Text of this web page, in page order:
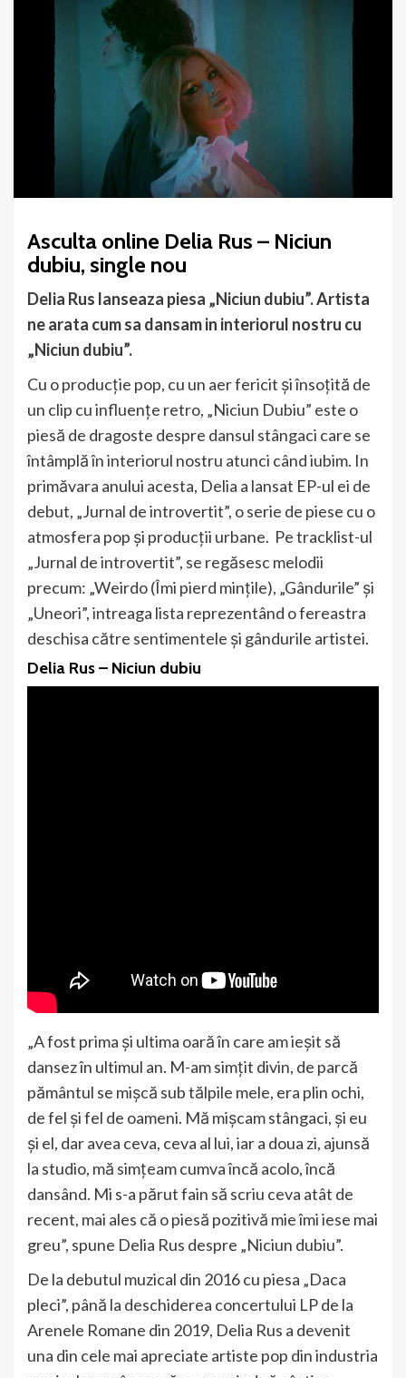
Asculta online Delia Rus – Niciun
dubiu, single nou
Delia Rus lanseaza piesa „Niciun dubiu”. Artista
ne arata cum sa dansam in interiorul nostru cu
„Niciun dubiu”.
Cu o producție pop, cu un aer fericit și însoțită de
un clip cu influențe retro, „Niciun Dubiu” este o
piesă de dragoste despre dansul stângaci care se
întâmplă în interiorul nostru atunci când iubim. In
primăvara anului acesta, Delia a lansat EP-ul ei de
debut, „Jurnal de introvertit”, o serie de piese cu o
atmosfera pop și producții urbane. Pe tracklist-ul
„Jurnal de introvertit”, se regăsesc melodii
precum: „Weirdo (Îmi pierd mințile), „Gândurile” și
„Uneori”, intreaga lista reprezentând o fereastra
deschisa către sentimentele și gândurile artistei.
Delia Rus – Niciun dubiu
„A fost prima și ultima oară în care am ieșit să
dansez în ultimul an. M-am simțit divin, de parcă
pământul se mișcă sub tălpile mele, era plin ochi,
de fel și fel de oameni. Mă mișcam stângaci, și eu
și el, dar avea ceva, ceva al lui, iar a doua zi, ajunsă
la studio, mă simțeam cumva încă acolo, încă
dansând. Mi s-a părut fain să scriu ceva atât de
recent, mai ales că o piesă pozitivă mie îmi iese mai
greu”, spune Delia Rus despre „Niciun dubiu”.
De la debutul muzical din 2016 cu piesa „Daca
pleci”, până la deschiderea concertului LP de la
Arenele Romane din 2019, Delia Rus a devenit
una din cele mai apreciate artiste pop din industria